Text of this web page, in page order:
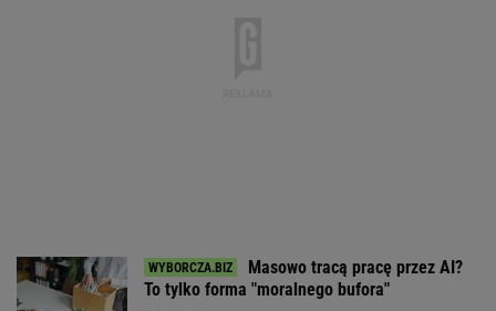
Masowo tracą pracę przez AI?
To tylko forma "moralnego bufora"